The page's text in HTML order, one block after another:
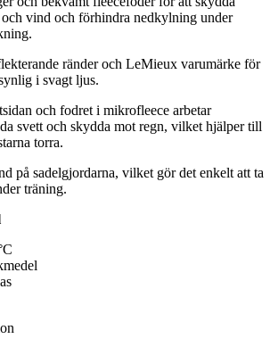
och vind och förhindra nedkylning under
ränder och LeMieux varumärke för
i svagt ljus.
och fodret i mikrofleece arbetar
svett och skydda mot regn, vilket hjälper till
torra.
på sadelgjordarna, vilket gör det enkelt att ta
träning.